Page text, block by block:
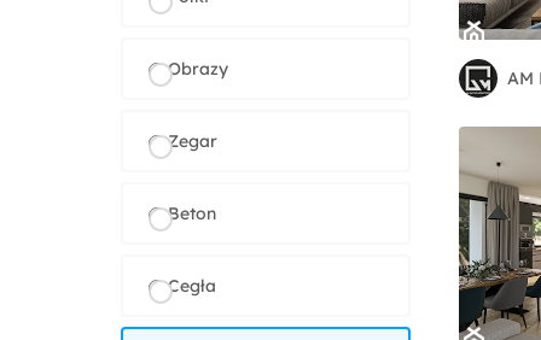
AM
Obrazy
Zegar
Beton
Cegła